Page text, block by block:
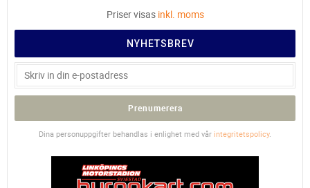
Priser visas inkl. moms
NYHETSBREV
Prenumerera
Dina personuppgifter behandlas i enlighet med vår integritetspolicy.